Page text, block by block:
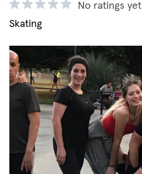
No ratings yet
Skating